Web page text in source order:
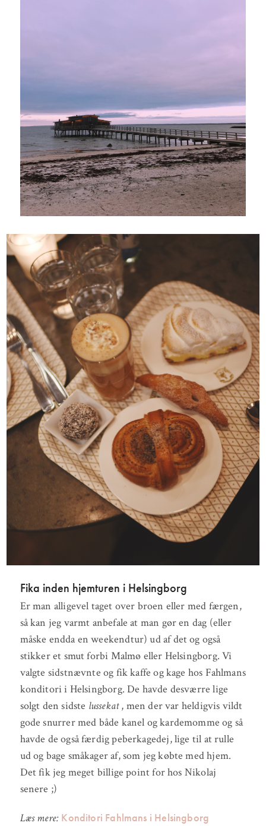
Fika inden hjemturen i Helsingborg
Er man alligevel taget over broen eller med færgen,
så kan jeg varmt anbefale at man gør en dag (eller
måske endda en weekendtur) ud af det og også
stikker et smut forbi Malmø eller Helsingborg. Vi
valgte sidstnævnte og fik kaffe og kage hos Fahlmans
konditori i Helsingborg. De havde desværre lige
solgt den sidste lussekat, men der var heldigvis vildt
gode snurrer med både kanel og kardemomme og så
havde de også færdig peberkagedej, lige til at rulle
ud og bage småkager af, som jeg købte med hjem.
Det fik jeg meget billige point for hos Nikolaj
senere ;)
Læs mere: Konditori Fahlmans i Helsingborg